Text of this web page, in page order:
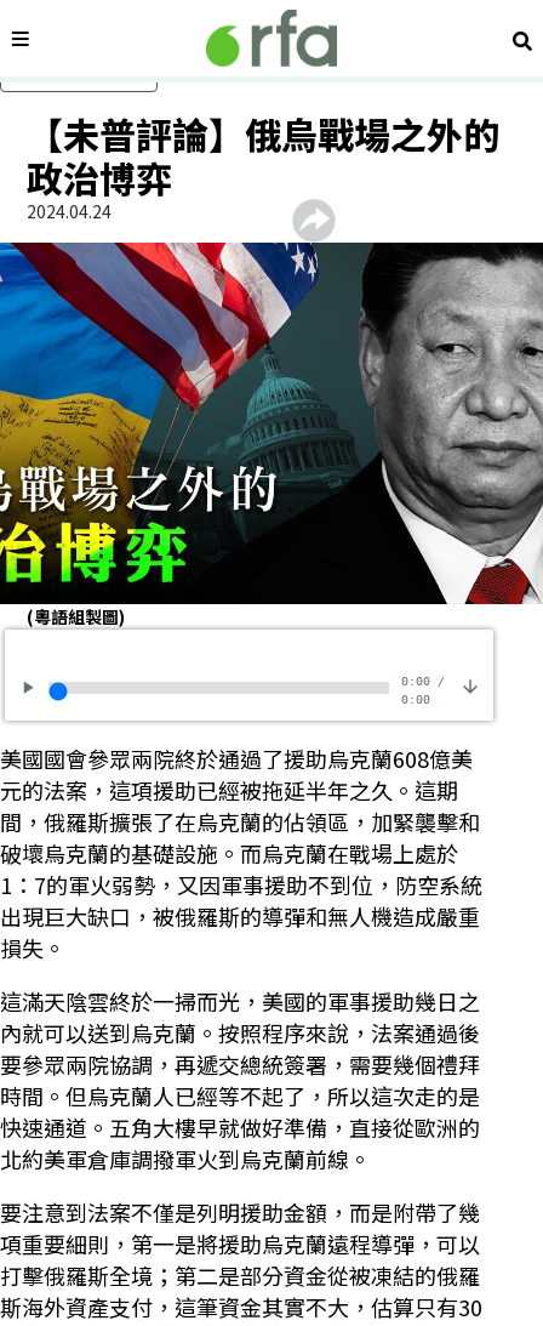
內容分類 搜
【未普評論】俄烏戰場之外的
政治博弈
2024.04.24
(粵語組製圖)
0:00/
0:00
美國國會參眾兩院終於通過了援助烏克蘭608億美
元的法案，這項援助已經被拖延半年之久。這期
間，俄羅斯擴張了在烏克蘭的佔領區，加緊襲擊和
破壞烏克蘭的基礎設施。而烏克蘭在戰場上處於
1：7的軍火弱勢，又因軍事援助不到位，防空系統
出現巨大缺口，被俄羅斯的導彈和無人機造成嚴重
損失。
這滿天陰雲終於一掃而光，美國的軍事援助幾日之
內就可以送到烏克蘭。按照程序來說，法案通過後
要參眾兩院協調，再遞交總統簽署，需要幾個禮拜
時間。但烏克蘭人已經等不起了，所以這次走的是
快速通道。五角大樓早就做好準備，直接從歐洲的
北約美軍倉庫調撥軍火到烏克蘭前線。
要注意到法案不僅是列明援助金額，而是附帶了幾
項重要細則，第一是將援助烏克蘭遠程導彈，可以
打擊俄羅斯全境；第二是部分資金從被凍結的俄羅
斯海外資產支付，這筆資金其實不大，估算只有30